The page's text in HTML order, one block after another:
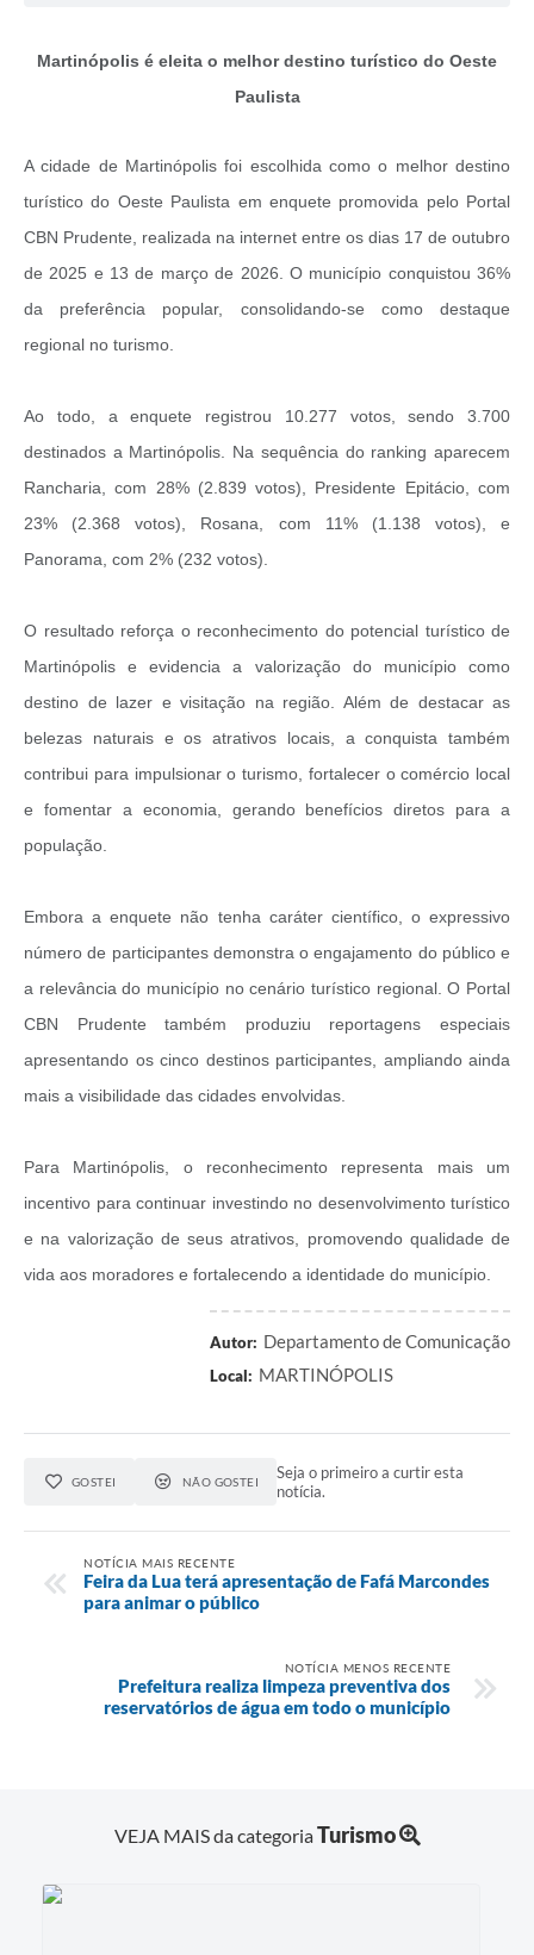
Ouvidoria
Cadastro de Fornecedores
Blog do Cemitério
Casa das Artesãs
Valor da Terra Nua / ITR
CAPS AD II “João Maria Lúcio Martins”
Vigilância Municipal de Martinópolis
Gravações das Licitações
Pesquisa de Satisfação
Audiências Públicas
Arquivos para Download
Galeria de Vídeos
SIC
Martinópolis é eleita o melhor destino turístico do Oeste
Paulista
A cidade de Martinópolis foi escolhida como o melhor destino
turístico do Oeste Paulista em enquete promovida pelo Portal
CBN Prudente, realizada na internet entre os dias 17 de outubro
de 2025 e 13 de março de 2026. O município conquistou 36%
da preferência popular, consolidando-se como destaque
regional no turismo.
Ao todo, a enquete registrou 10.277 votos, sendo 3.700
destinados a Martinópolis. Na sequência do ranking aparecem
Rancharia, com 28% (2.839 votos), Presidente Epitácio, com
23% (2.368 votos), Rosana, com 11% (1.138 votos), e
Panorama, com 2% (232 votos).
O resultado reforça o reconhecimento do potencial turístico de
Martinópolis e evidencia a valorização do município como
destino de lazer e visitação na região. Além de destacar as
belezas naturais e os atrativos locais, a conquista também
contribui para impulsionar o turismo, fortalecer o comércio local
e fomentar a economia, gerando benefícios diretos para a
população.
Embora a enquete não tenha caráter científico, o expressivo
número de participantes demonstra o engajamento do público e
a relevância do município no cenário turístico regional. O Portal
CBN Prudente também produziu reportagens especiais
apresentando os cinco destinos participantes, ampliando ainda
mais a visibilidade das cidades envolvidas.
Para Martinópolis, o reconhecimento representa mais um
incentivo para continuar investindo no desenvolvimento turístico
e na valorização de seus atrativos, promovendo qualidade de
vida aos moradores e fortalecendo a identidade do município.
Autor: Departamento de Comunicação
Local: MARTINÓPOLIS
GOSTEI NÃO GOSTEI
Seja o primeiro a curtir esta
notícia.
NOTÍCIA MAIS RECENTE
Feira da Lua terá apresentação de Fafá Marcondes
para animar o público
NOTÍCIA MENOS RECENTE
Prefeitura realiza limpeza preventiva dos
reservatórios de água em todo o município
VEJA MAIS da categoriaTurismo